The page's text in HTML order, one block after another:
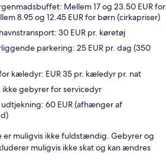
Mellem 17 og 23.50 EUR for
8.95 og 12.45 EUR for børn (cirkapriser)
30 EUR pr. køretøj
parkering: 25 EUR pr. dag (350
kæledyr: EUR 35 pr. kæledyr pr. nat
gebyrer for servicedyr
60 EUR (afhænger af
er muligvis ikke fuldstændig. Gebyrer og
muligvis ikke skat og kan ændres